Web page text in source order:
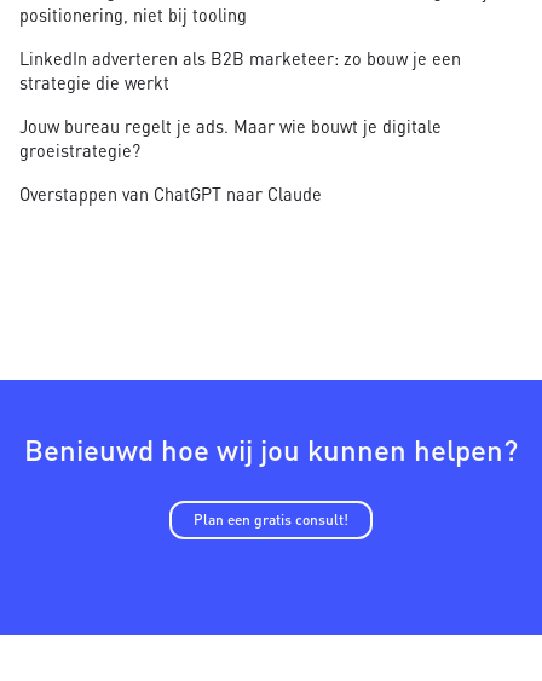
positionering, niet bij tooling
LinkedIn adverteren als B2B marketeer: zo bouw je een
strategie die werkt
Jouw bureau regelt je ads. Maar wie bouwt je digitale
groeistrategie?
Overstappen van ChatGPT naar Claude
Benieuwd hoe wij jou kunnen helpen?
Plan een gratis consult!